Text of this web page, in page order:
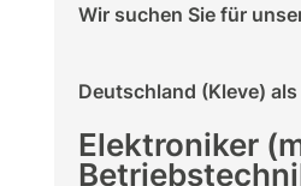
Wir suchen Sie für
Deutschland (Kleve) als
Elektroniker